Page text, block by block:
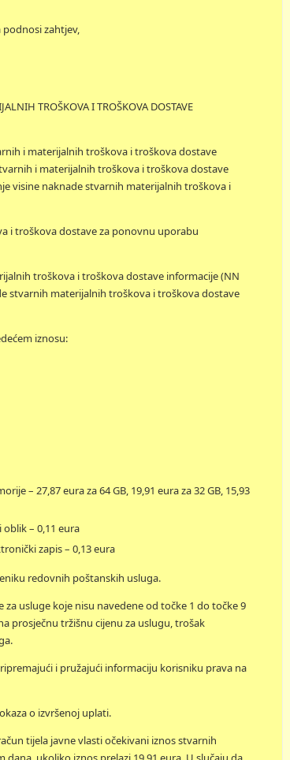
zahtjev,
TROŠKOVA I TROŠKOVA DOSTAVE
i materijalnih troškova i troškova dostave
i materijalnih troškova i troškova dostave
visine naknade stvarnih materijalnih troškova i
i troškova dostave za ponovnu uporabu
troškova i troškova dostave informacije (NN
stvarnih materijalnih troškova i troškova dostave
iznosu:
– 27,87 eura za 64 GB, 19,91 eura za 32 GB, 15,93
– 0,11 eura
zapis – 0,13 eura
redovnih poštanskih usluga.
usluge koje nisu navedene od točke 1 do točke 9
prosječnu tržišnu cijenu za uslugu, trošak
i pružajući informaciju korisniku prava na
o izvršenoj uplati.
tijela javne vlasti očekivani iznos stvarnih